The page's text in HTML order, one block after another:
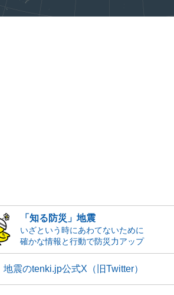
「知る防災」地震
いざという時にあわてないために
確かな情報と行動で防災力アップ
地震のtenki.jp公式X（旧Twitter）